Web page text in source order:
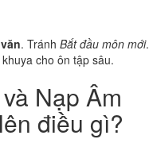
. Tránh Bắt đầu môn mới.
cho ôn tập sâu.
Nạp Âm
điều gì?